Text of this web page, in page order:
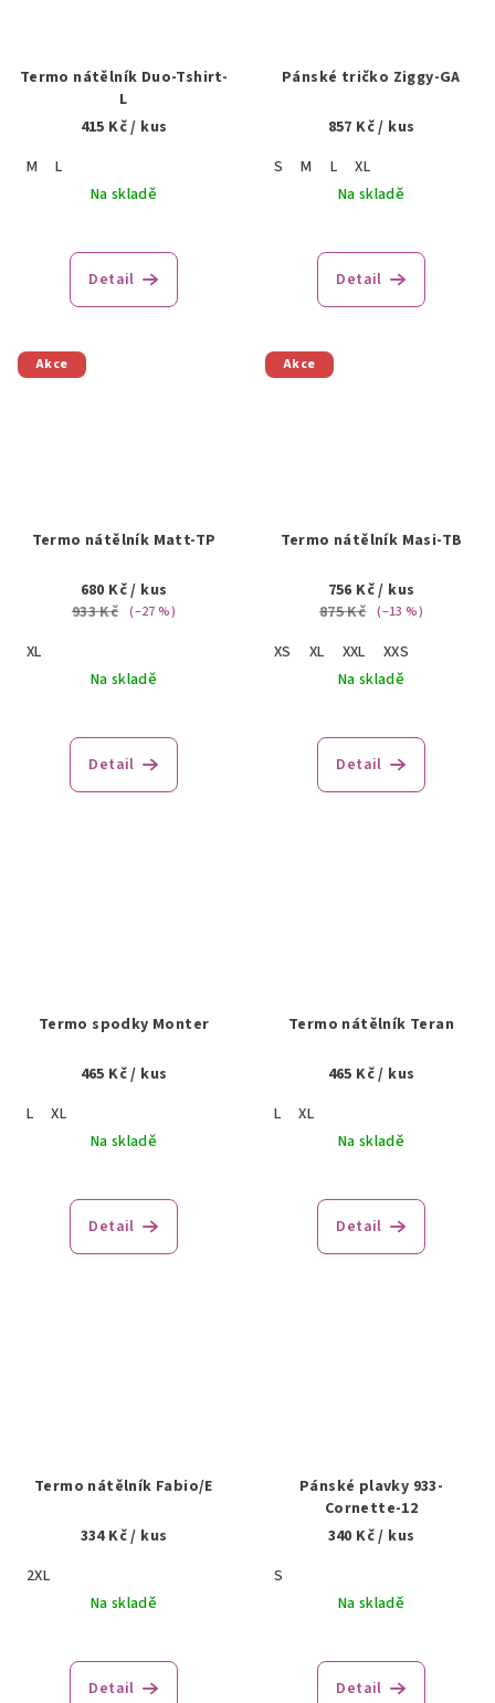
Termo nátělník Duo-Tshirt-
L
415 Kč/ kus
M
L
Na skladě
Detail
Pánské tričko Ziggy-GA
857 Kč/ kus
S
M L
XL
Na skladě
Detail
Akce
Termo nátělník Matt-TP
680 Kč/ kus
933 Kč (–27 %)
XL
Na skladě
Detail
Akce
Termo nátělník Masi-TB
756 Kč/ kus
875 Kč (–13 %)
XS XL XXL
XXS
Na skladě
Detail
Termo spodky Monter
465 Kč/ kus
L
XL
Na skladě
Detail
Termo nátělník Teran
465 Kč/ kus
L
XL
Na skladě
Detail
Termo nátělník Fabio/E
334 Kč/ kus
2XL
Na skladě
Detail
Pánské plavky 933-
Cornette-12
340 Kč/ kus
S
Na skladě
Detail